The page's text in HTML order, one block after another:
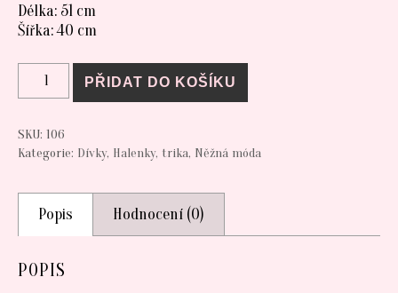
Délka: 51 cm
Šířka: 40 cm
TRIKO růžová vel. 152 množství
PŘIDAT DO KOŠÍKU
SKU: 106
Kategorie: Dívky, Halenky, trika, Něžná móda
Popis Hodnocení (0)
POPIS